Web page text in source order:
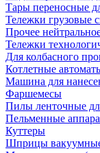
Тары переносные
Тележки грузовые
Прочее
Тележки
Для колбасного
Котлетные
Машина для
Фаршемесы
Пилы ленточные
Пельменные
Куттеры
Шприцы